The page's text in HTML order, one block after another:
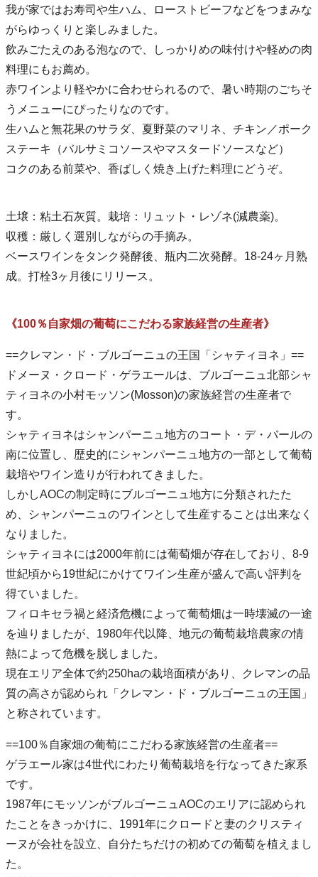
我が家ではお寿司や生ハム、ローストビーフなどをつまみな
がらゆっくりと楽しみました。
飲みごたえのある泡なので、しっかりめの味付けや軽めの肉
料理にもお薦め。
赤ワインより軽やかに合わせられるので、暑い時期のごちそ
うメニューにぴったりなのです。
生ハムと無花果のサラダ、夏野菜のマリネ、チキン／ポーク
ステーキ（バルサミコソースやマスタードソースなど）
コクのある前菜や、香ばしく焼き上げた料理にどうぞ。
土壌：粘土石灰質。栽培：リュット・レゾネ(減農薬)。
収穫：厳しく選別しながらの手摘み。
ベースワインをタンク発酵後、瓶内二次発酵。18-24ヶ月熟
成。打栓3ヶ月後にリリース。
《100％自家畑の葡萄にこだわる家族経営の生産者》
==クレマン・ド・ブルゴーニュの王国「シャティヨネ」==
ドメーヌ・クロード・ゲラエールは、ブルゴーニュ北部シャ
ティヨネの小村モッソン(Mosson)の家族経営の生産者で
す。
シャティヨネはシャンパーニュ地方のコート・デ・バールの
南に位置し、歴史的にシャンパーニュ地方の一部として葡萄
栽培やワイン造りが行われてきました。
しかしAOCの制定時にブルゴーニュ地方に分類されたた
め、シャンパーニュのワインとして生産することは出来なく
なりました。
シャティヨネには2000年前には葡萄畑が存在しており、8-9
世紀頃から19世紀にかけてワイン生産が盛んで高い評判を
得ていました。
フィロキセラ禍と経済危機によって葡萄畑は一時壊滅の一途
を辿りましたが、1980年代以降、地元の葡萄栽培農家の情
熱によって危機を脱しました。
現在エリア全体で約250haの栽培面積があり、クレマンの品
質の高さが認められ「クレマン・ド・ブルゴーニュの王国」
と称されています。
==100％自家畑の葡萄にこだわる家族経営の生産者==
ゲラエール家は4世代にわたり葡萄栽培を行なってきた家系
です。
1987年にモッソンがブルゴーニュAOCのエリアに認められ
たことをきっかけに、1991年にクロードと妻のクリスティ
ーヌが会社を設立、自分たちだけの初めての葡萄を植えまし
た。